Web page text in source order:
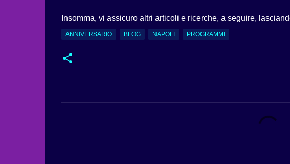
Insomma, vi assicuro altri articoli e ricerche, a seguire,
ANNIVERSARIO BLOG NAPOLI PROGRAMMI